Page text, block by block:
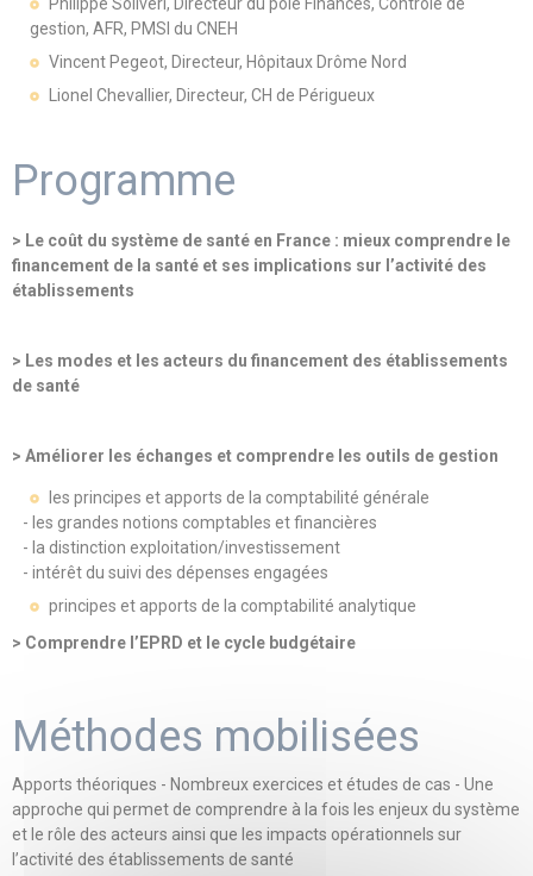
gestion, AFR, PMSI du CNEH
Vincent Pegeot, Directeur, Hôpitaux Drôme Nord
Lionel Chevallier, Directeur, CH de Périgueux
Programme
> Le coût du système de santé en France : mieux comprendre le
financement de la santé et ses implications sur l’activité des
établissements
> Les modes et les acteurs du financement des établissements
de santé
> Améliorer les échanges et comprendre les outils de gestion
les principes et apports de la comptabilité générale
- les grandes notions comptables et financières
- la distinction exploitation/investissement
- intérêt du suivi des dépenses engagées
principes et apports de la comptabilité analytique
> Comprendre l’EPRD et le cycle budgétaire
Méthodes mobilisées
Apports théoriques - Nombreux exercices et études de cas - Une
approche qui permet de comprendre à la fois les enjeux du système
et le rôle des acteurs ainsi que les impacts opérationnels sur
l’activité des établissements de santé